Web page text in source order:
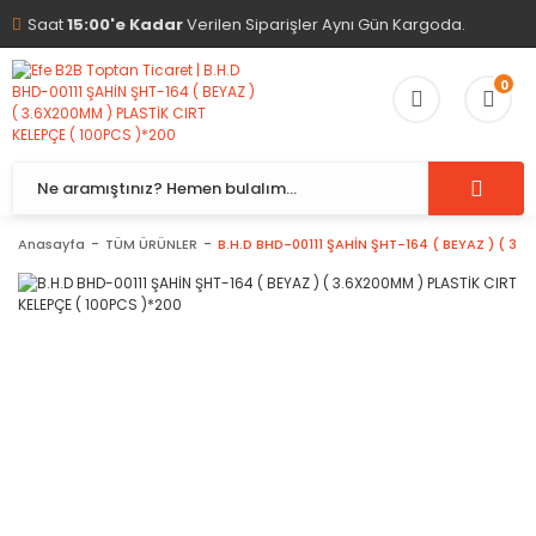
Saat15:00'e KadarVerilen Siparişler Aynı Gün Kargoda.
0
Anasayfa TÜM ÜRÜNLER B.H.D BHD-00111 ŞAHİN ŞHT-164 ( BEYAZ ) (